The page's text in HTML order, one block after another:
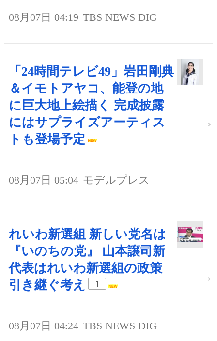
08月07日 04:19 TBS NEWS DIG
「24時間テレビ49」岩田剛典
＆イモトアヤコ、能登の地
に巨大地上絵描く 完成披露
にはサプライズアーティス
トも登場予定
08月07日 05:04 モデルプレス
れいわ新選組 新しい党名は
『いのちの党』 山本譲司新
代表はれいわ新選組の政策
引き継ぐ考え
1
08月07日 04:24 TBS NEWS DIG